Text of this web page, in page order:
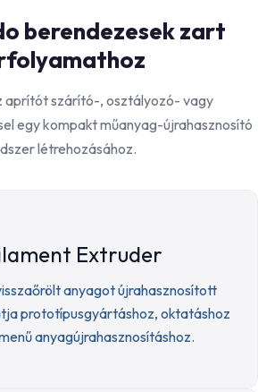
berendezesek zart
aprítót szárító-, osztályozó- vagy
egy kompakt műanyag-újrahasznosító
létrehozásához.
Extruder
anyagot újrahasznosított
prototípusgyártáshoz, oktatáshoz
anyagújrahasznosításhoz.